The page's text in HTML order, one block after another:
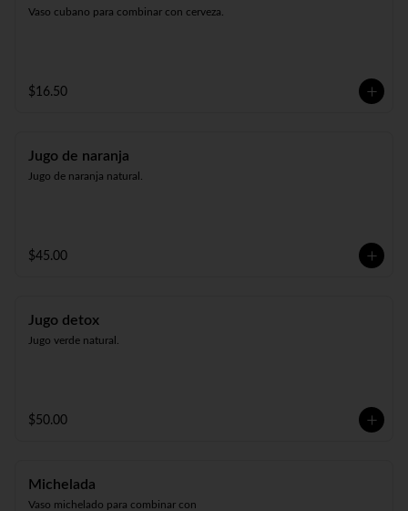
Vaso cubano para combinar con cerveza.
$16.50
Jugo de naranja
Jugo de naranja natural.
$45.00
Jugo detox
Jugo verde natural.
$50.00
Michelada
Vaso michelado para combinar con